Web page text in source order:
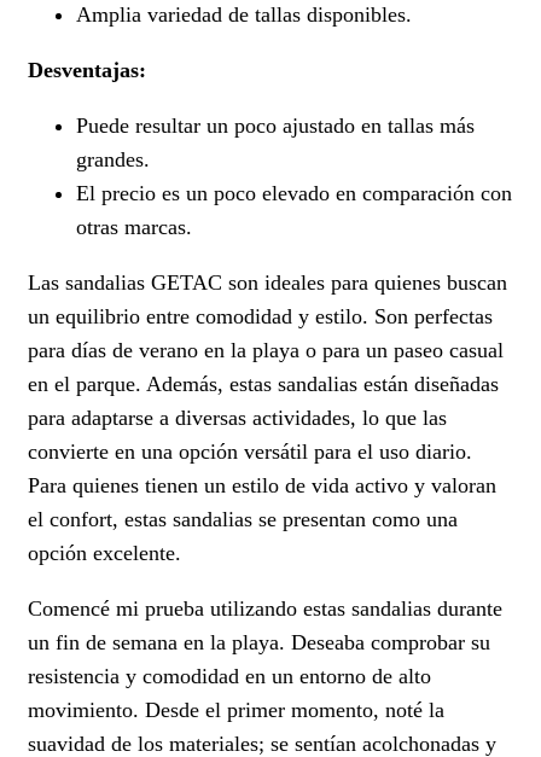
Amplia variedad de tallas disponibles.
Desventajas:
Puede resultar un poco ajustado en tallas más
grandes.
El precio es un poco elevado en comparación con
otras marcas.
Las sandalias GETAC son ideales para quienes buscan
un equilibrio entre comodidad y estilo. Son perfectas
para días de verano en la playa o para un paseo casual
en el parque. Además, estas sandalias están diseñadas
para adaptarse a diversas actividades, lo que las
convierte en una opción versátil para el uso diario.
Para quienes tienen un estilo de vida activo y valoran
el confort, estas sandalias se presentan como una
opción excelente.
Comencé mi prueba utilizando estas sandalias durante
un fin de semana en la playa. Deseaba comprobar su
resistencia y comodidad en un entorno de alto
movimiento. Desde el primer momento, noté la
suavidad de los materiales; se sentían acolchonadas y